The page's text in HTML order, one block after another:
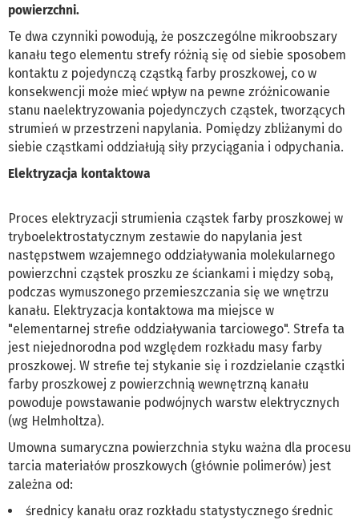
powierzchni.
Te dwa czynniki powodują, że poszczególne mikroobszary
kanału tego elementu strefy różnią się od siebie sposobem
kontaktu z pojedynczą cząstką farby proszkowej, co w
konsekwencji może mieć wpływ na pewne zróżnicowanie
stanu naelektryzowania pojedynczych cząstek, tworzących
strumień w przestrzeni napylania. Pomiędzy zbliżanymi do
siebie cząstkami oddziałują siły przyciągania i odpychania.
Elektryzacja kontaktowa
Proces elektryzacji strumienia cząstek farby proszkowej w
tryboelektrostatycznym zestawie do napylania jest
następstwem wzajemnego oddziaływania molekularnego
powierzchni cząstek proszku ze ściankami i między sobą,
podczas wymuszonego przemieszczania się we wnętrzu
kanału. Elektryzacja kontaktowa ma miejsce w
"elementarnej strefie oddziaływania tarciowego". Strefa ta
jest niejednorodna pod względem rozkładu masy farby
proszkowej. W strefie tej stykanie się i rozdzielanie cząstki
farby proszkowej z powierzchnią wewnętrzną kanału
powoduje powstawanie podwójnych warstw elektrycznych
(wg Helmholtza).
Umowna sumaryczna powierzchnia styku ważna dla procesu
tarcia materiałów proszkowych (głównie polimerów) jest
zależna od:
średnicy kanału oraz rozkładu statystycznego średnic